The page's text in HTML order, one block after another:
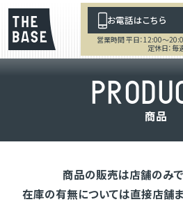
お電話はこちら
営業時間 平日：12:00～
定休日：毎
PRODU
商品
商品の販売は店舗のみで
在庫の有無については直接店舗